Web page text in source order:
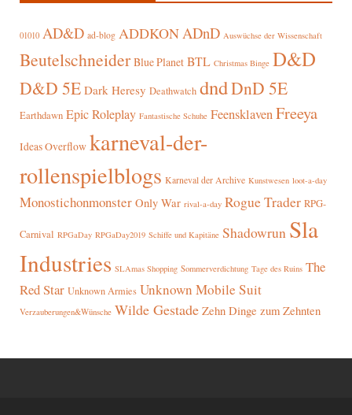
01010 AD&D ad-blog ADDKONADnD Auswüchse der Wissenschaft
Beutelschneider Blue Planet BTL Christmas Binge D&D
D&D 5E Dark Heresy Deathwatch dndDnD 5E
Earthdawn Epic Roleplay Fantastische Schuhe FeensklavenFreeya
Ideas Overflow karneval-der-
rollenspielblogs Karneval der Archive Kunstwesen loot-a-day
Monostichonmonster Only War rival-a-day Rogue Trader RPG-
Carnival RPGaDay RPGaDay2019 Schiffe und Kapitäne Shadowrun Sla
Industries SLAmas Shopping Sommerverdichtung Tage des Ruins The
Red Star Unknown Armies Unknown Mobile Suit
Verzauberungen&Wünsche Wilde Gestade Zehn Dinge zum Zehnten